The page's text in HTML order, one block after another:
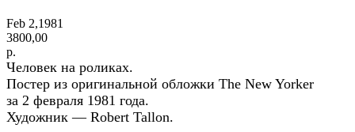
Feb 2,1981
3800,00
р.
Человек на роликах.
Постер из оригинальной обложки The New Yorker
за 2 февраля 1981 года.
Художник — Robert Tallon.